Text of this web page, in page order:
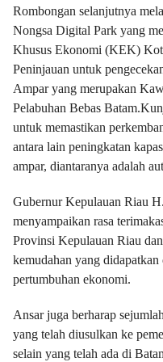
Rombongan selanjutnya
Nongsa Digital Park yang
Khusus Ekonomi (KEK)
Peninjauan untuk
Ampar yang merupakan
Pelabuhan Bebas
untuk memastikan
antara lain peningkatan
ampar, diantaranya adalah
Gubernur Kepulauan Riau
menyampaikan rasa
Provinsi Kepulauan Riau
kemudahan yang
pertumbuhan ekonomi.
Ansar juga berharap
yang telah diusulkan ke
selain yang telah ada di